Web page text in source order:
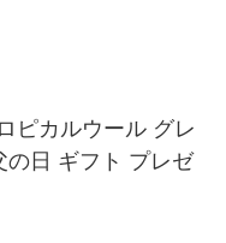
ピカルウール グレ
の日 ギフト プレゼ